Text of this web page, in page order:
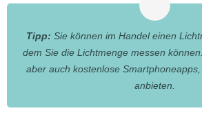
Tipp: Sie können im Handel einen
dem Sie die Lichtmenge messen
aber auch kostenlose
anbieten.